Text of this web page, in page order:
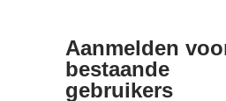
Aanmelden
bestaande
gebruikers